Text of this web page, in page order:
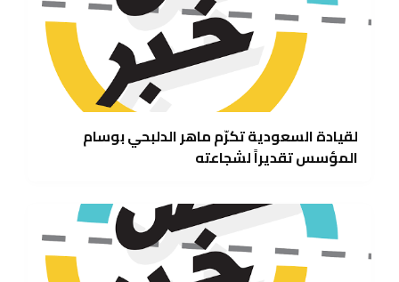
لقيادة السعودية تكرّم ماهر الدلبحي بوسام
المؤسس تقديراً لشجاعته